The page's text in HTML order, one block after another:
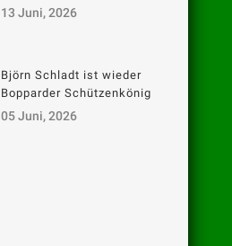
13 Juni, 2026
Björn Schladt ist wieder
Bopparder Schützenkönig
05 Juni, 2026